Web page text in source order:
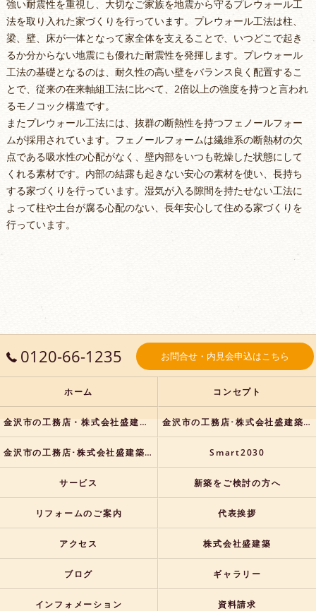
強い耐震性を重視し、大切なご家族を地震から守るプレウォール工
法を取り入れた家づくりを行っています。プレウォール工法は柱、
梁、壁、床が一体となって家全体を支えることで、いつどこで起き
るか分からない地震にも優れた耐震性を発揮します。プレウォール
工法の基礎となるのは、耐久性の高い壁をバランス良く配置するこ
とで、従来の在来軸組工法に比べて、2倍以上の強度を持つと言われ
るモノコック構造です。
またプレウォール工法には、抜群の断熱性を持つフェノールフォー
ムが採用されています。フェノールフォームは繊維系の断熱材の欠
点である吸水性の心配がなく、壁内部をいつも乾燥した状態にして
くれる素材です。内部の結露も起きない安心の素材を使い、長持ち
する家づくりを行っています。湿気が入る隙間を持たせない工法に
よって柱や土台が腐る心配のない、長年安心して住める家づくりを
行っています。
0120-66-1235 お問合せ・内見会申込はこちら
ホーム コンセプト
金沢市の工務店・株式会社盛建築の口コミ情報 金沢市の工務店･株式会社盛建築の評判
金沢市の工務店･株式会社盛建築のお客様の声 Smart2030
サービス 新築をご検討の方へ
リフォームのご案内 代表挨拶
アクセス 株式会社盛建築
ブログ ギャラリー
インフォメーション 資料請求